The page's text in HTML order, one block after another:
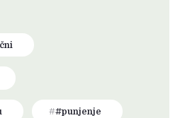
#punjenje